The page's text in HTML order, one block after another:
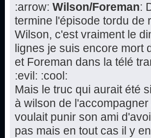
:arrow: Wilson/Foreman:
termine l'épisode tordu de
Wilson, c'est vraiment le
lignes je suis encore mort
et Foreman dans la télé
:evil: :cool:
Mais le truc qui aurait été
à wilson de
voulait punir son ami
pas mais en tout cas il y